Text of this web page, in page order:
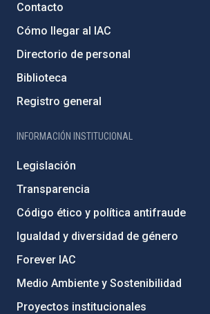
Contacto
Cómo llegar al IAC
Directorio de personal
Biblioteca
Registro general
INFORMACIÓN INSTITUCIONAL
Legislación
Transparencia
Código ético y política antifraude
Igualdad y diversidad de género
Forever IAC
Medio Ambiente y Sostenibilidad
Proyectos institucionales